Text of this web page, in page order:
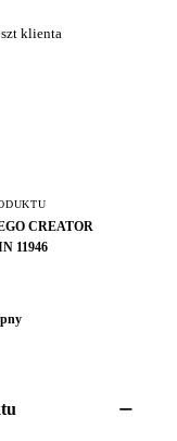
klienta
CREATOR
11946